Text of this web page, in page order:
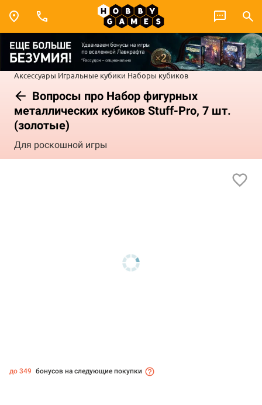
Аксессуары Игральные кубики Наборы кубиков
Вопросы про Набор фигурных
металлических кубиков Stuff-Pro, 7 шт.
(золотые)
Для роскошной игры
до 349 бонусов на следующие покупки